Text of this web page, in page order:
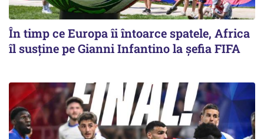
În timp ce Europa îi întoarce spatele, Africa
îl susține pe Gianni Infantino la șefia FIFA